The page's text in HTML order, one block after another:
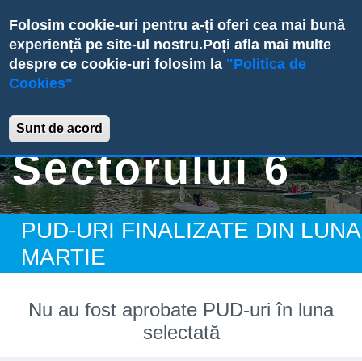
Folosim cookie-uri pentru a-ți oferi cea mai bună
experiență pe site-ul nostru.Poți afla mai multe
despre ce cookie-uri folosim la "Politica de
Cookies"
Sunt de acord
to
main
content
Primăria
Sectorului 6
PUD-URI FINALIZATE DIN LUNA
MARTIE
Nu au fost aprobate PUD-uri în luna
selectată